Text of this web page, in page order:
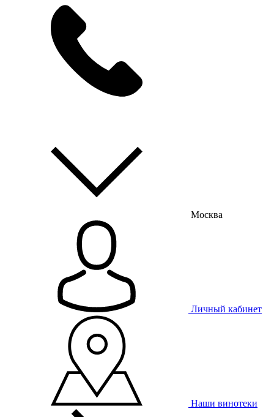
Москва
Личный кабинет
Наши винотеки